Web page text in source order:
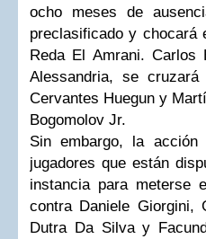
ocho meses de
preclasificado y chocará
RedaEl Amrani. Carlos
Alessandria, se cruzará
Cervantes Huegun y
Bogomolov Jr.
Sin embargo, la
jugadores que están
instancia para meterse
contra Daniele Giorgini,
DutraDa Silva y